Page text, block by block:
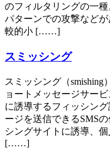
のフィルタリングの一
パターンでの攻撃など
較的小 [……]
スミッシング
スミッシング（smishing
ョートメッセージサー
に誘導するフィッシン
ージを送信できるSMS
シングサイトに誘導、
[……]